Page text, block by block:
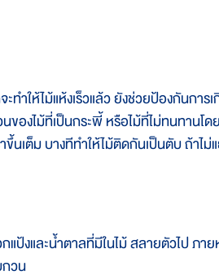
ห้ไม้แห้งเร็วแล้ว ยังช่วยป้องกันการเ
ของไม้ที่เป็นกระพี้ หรือไม้ที่ไม่ทนทานโ
นเต็ม บางทีทำให้ไม้ติดกันเป็นตับ ถ้าไ
งและน้ำตาลที่มีในไม้ สลายตัวไป ภาย
วน